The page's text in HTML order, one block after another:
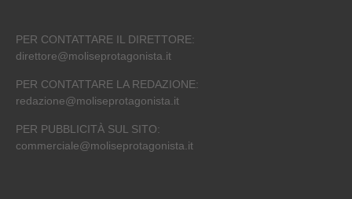
PER CONTATTARE IL DIRETTORE:
direttore@moliseprotagonista.it
PER CONTATTARE LA REDAZIONE:
redazione@moliseprotagonista.it
PER PUBBLICITÀ SUL SITO:
commerciale@moliseprotagonista.it